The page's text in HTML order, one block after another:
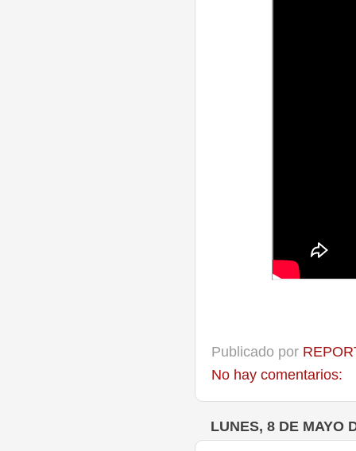
Publicado por
No hay comentarios:
LUNES, 8 DE MAYO